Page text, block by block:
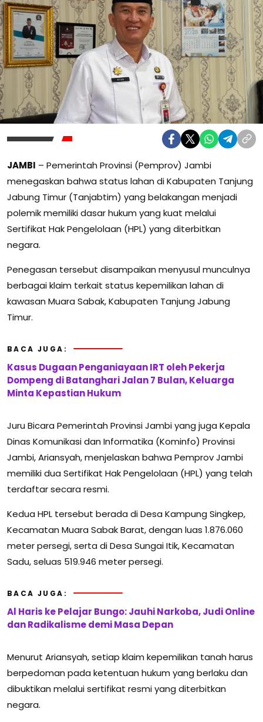
JAMBI – Pemerintah Provinsi (Pemprov) Jambi
menegaskan bahwa status lahan di Kabupaten Tanjung
Jabung Timur (Tanjabtim) yang belakangan menjadi
polemik memiliki dasar hukum yang kuat melalui
Sertifikat Hak Pengelolaan (HPL) yang diterbitkan
negara.
Penegasan tersebut disampaikan menyusul munculnya
berbagai klaim terkait status kepemilikan lahan di
kawasan Muara Sabak, Kabupaten Tanjung Jabung
Timur.
BACA JUGA:
Kasus Dugaan Penganiayaan IRT oleh Pekerja
Dompeng di Batanghari Jalan 7 Bulan, Keluarga
Minta Kepastian Hukum
Juru Bicara Pemerintah Provinsi Jambi yang juga Kepala
Dinas Komunikasi dan Informatika (Kominfo) Provinsi
Jambi, Ariansyah, menjelaskan bahwa Pemprov Jambi
memiliki dua Sertifikat Hak Pengelolaan (HPL) yang telah
terdaftar secara resmi.
Kedua HPL tersebut berada di Desa Kampung Singkep,
Kecamatan Muara Sabak Barat, dengan luas 1.876.060
meter persegi, serta di Desa Sungai Itik, Kecamatan
Sadu, seluas 519.946 meter persegi.
BACA JUGA:
Al Haris ke Pelajar Bungo: Jauhi Narkoba, Judi Online
dan Radikalisme demi Masa Depan
Menurut Ariansyah, setiap klaim kepemilikan tanah harus
berpedoman pada ketentuan hukum yang berlaku dan
dibuktikan melalui sertifikat resmi yang diterbitkan
negara.